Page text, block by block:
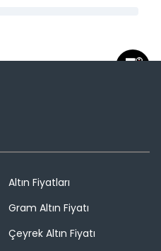
Altın Fiyatları
Gram Altın Fiyatı
Çeyrek Altın Fiyatı